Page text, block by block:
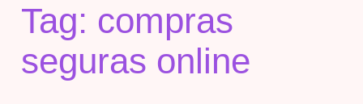
Tag: compras
seguras online